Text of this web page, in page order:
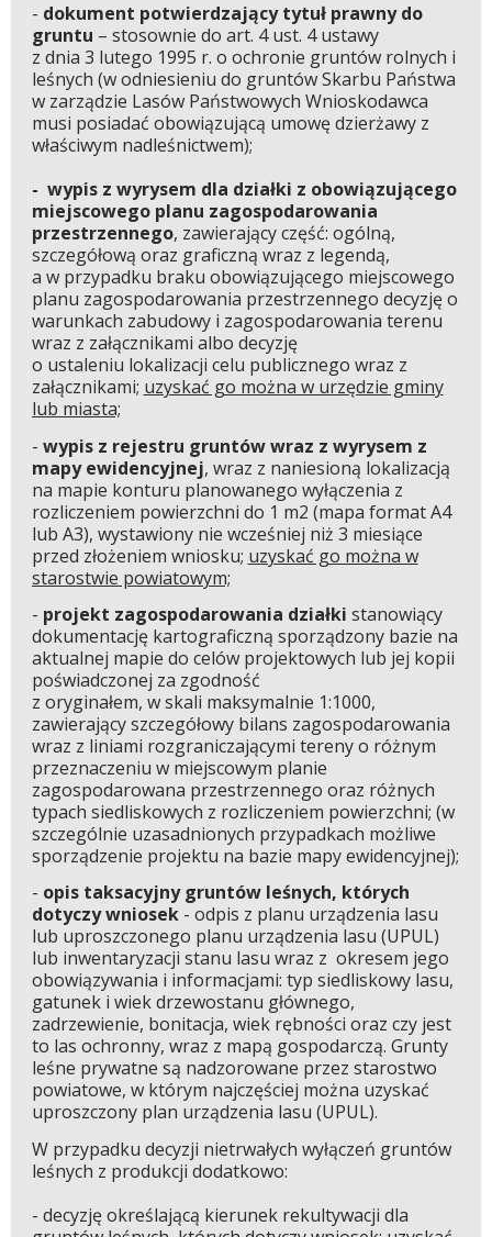
- dokument potwierdzający tytuł prawny do
gruntu – stosownie do art. 4 ust. 4 ustawy
z dnia 3 lutego 1995 r. o ochronie gruntów rolnych i
leśnych (w odniesieniu do gruntów Skarbu Państwa
w zarządzie Lasów Państwowych Wnioskodawca
musi posiadać obowiązującą umowę dzierżawy z
właściwym nadleśnictwem);
- wypis z wyrysem dla działki z obowiązującego
miejscowego planu zagospodarowania
przestrzennego, zawierający część: ogólną,
szczegółową oraz graficzną wraz z legendą,
a w przypadku braku obowiązującego miejscowego
planu zagospodarowania przestrzennego decyzję o
warunkach zabudowy i zagospodarowania terenu
wraz z załącznikami albo decyzję
o ustaleniu lokalizacji celu publicznego wraz z
załącznikami; uzyskać go można w urzędzie gminy
lub miasta;
- wypis z rejestru gruntów wraz z wyrysem z
mapy ewidencyjnej, wraz z naniesioną lokalizacją
na mapie konturu planowanego wyłączenia z
rozliczeniem powierzchni do 1 m2 (mapa format A4
lub A3), wystawiony nie wcześniej niż 3 miesiące
przed złożeniem wniosku; uzyskać go można w
starostwie powiatowym;
- projekt zagospodarowania działki stanowiący
dokumentację kartograficzną sporządzony bazie na
aktualnej mapie do celów projektowych lub jej kopii
poświadczonej za zgodność
z oryginałem, w skali maksymalnie 1:1000,
zawierający szczegółowy bilans zagospodarowania
wraz z liniami rozgraniczającymi tereny o różnym
przeznaczeniu w miejscowym planie
zagospodarowana przestrzennego oraz różnych
typach siedliskowych z rozliczeniem powierzchni; (w
szczególnie uzasadnionych przypadkach możliwe
sporządzenie projektu na bazie mapy ewidencyjnej);
- opis taksacyjny gruntów leśnych, których
dotyczy wniosek- odpis z planu urządzenia lasu
lub uproszczonego planu urządzenia lasu (UPUL)
lub inwentaryzacji stanu lasu wraz z okresem jego
obowiązywania i informacjami: typ siedliskowy lasu,
gatunek i wiek drzewostanu głównego,
zadrzewienie, bonitacja, wiek rębności oraz czy jest
to las ochronny, wraz z mapą gospodarczą. Grunty
leśne prywatne są nadzorowane przez starostwo
powiatowe, w którym najczęściej można uzyskać
uproszczony plan urządzenia lasu (UPUL).
W przypadku decyzji nietrwałych wyłączeń gruntów
leśnych z produkcji dodatkowo:
- decyzję określającą kierunek rekultywacji dla